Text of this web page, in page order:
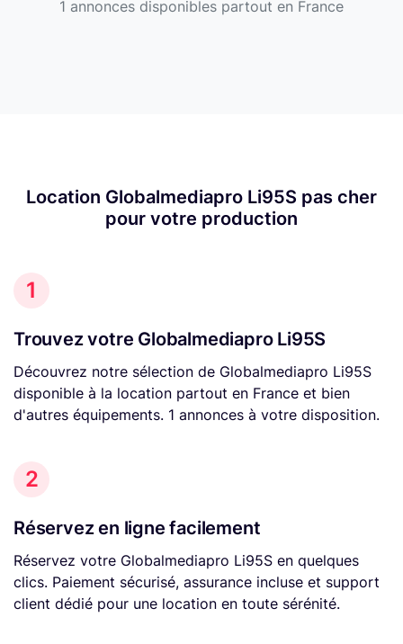
1 annonces disponibles partout en France
Location Globalmediapro Li95S pas cher
pour votre production
1
Trouvez votre Globalmediapro Li95S
Découvrez notre sélection de Globalmediapro Li95S
disponible à la location partout en France et bien
d'autres équipements. 1 annonces à votre disposition.
2
Réservez en ligne facilement
Réservez votre Globalmediapro Li95S en quelques
clics. Paiement sécurisé, assurance incluse et support
client dédié pour une location en toute sérénité.